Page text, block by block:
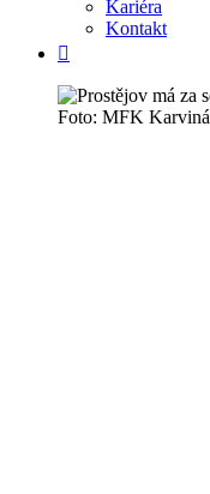
Kariéra
Kontakt
Foto: MFK Karviná